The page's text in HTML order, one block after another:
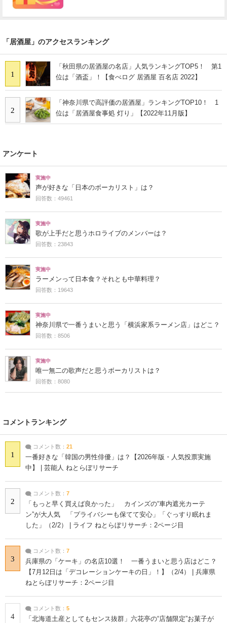
「居酒屋」のアクセスランキング
1
「秋田県の居酒屋の名店」人気ランキングTOP5！ 第1
位は「酒盃」！【食べログ 居酒屋 百名店 2022】
2
「神奈川県で高評価の居酒屋」ランキングTOP10！ 1
位は「居酒屋食事処 灯り」【2022年11月版】
アンケート
実施中
声が好きな「日本のボーカリスト」は？
回答数：49461
実施中
歌が上手だと思うホロライブのメンバーは？
回答数：23843
実施中
ラーメンって日本食？それとも中華料理？
回答数：19643
実施中
神奈川県で一番うまいと思う「横浜家系ラーメン店」はどこ？
回答数：8506
実施中
唯一無二の歌声だと思うボーカリストは？
回答数：8080
コメントランキング
1
コメント数： 21
一番好きな「韓国の男性俳優」は？【2026年版・人気投票実施
中】 | 芸能人 ねとらぼリサーチ
2
コメント数： 7
「もっと早く買えば良かった」 カインズの“車内遮光カーテ
ン”が大人気 「プライバシーも保てて安心」「ぐっすり眠れま
した」（2/2） | ライフ ねとらぼリサーチ：2ページ目
3
コメント数： 7
兵庫県の「ケーキ」の名店10選！ 一番うまいと思う店はどこ？
【7月12日は「デコレーションケーキの日」！】（2/4） | 兵庫県
ねとらぼリサーチ：2ページ目
4
コメント数： 5
「北海道土産としてもセンス抜群」六花亭の“店舗限定”お菓子が